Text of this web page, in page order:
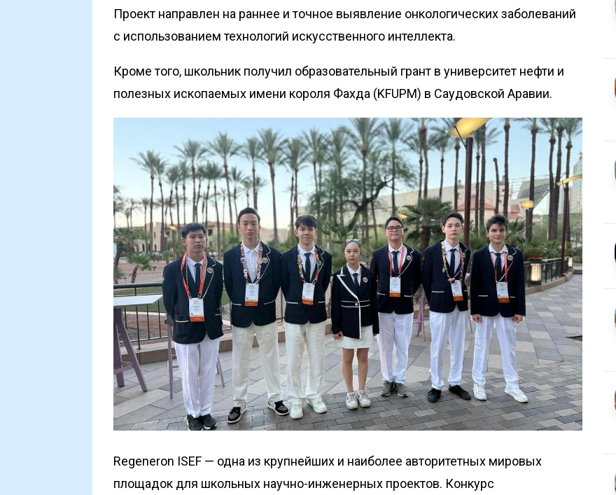
Проект направлен на раннее и точное выявление онкологических заболеваний
с использованием технологий искусственного интеллекта.
Кроме того, школьник получил образовательный грант в университет нефти и
полезных ископаемых имени короля Фахда (KFUPM) в Саудовской Аравии.
Regeneron ISEF — одна из крупнейших и наиболее авторитетных мировых
площадок для школьных научно-инженерных проектов. Конкурс